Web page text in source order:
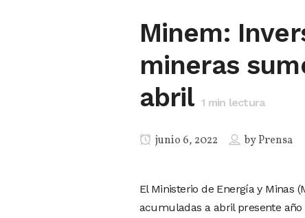
Minem:
mineras
abril 1 min lectura
junio 6, 2022 byPrensa
El Ministerio de Energía y Minas
acumuladas a abril presente año